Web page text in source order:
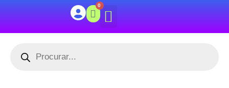
0
CARRINHO